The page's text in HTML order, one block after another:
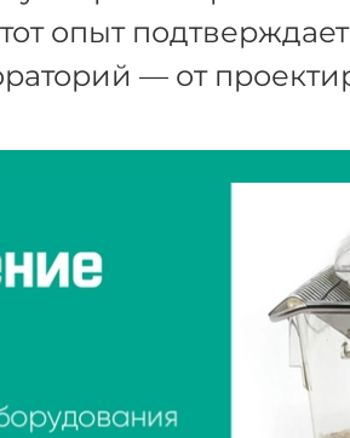
опыт
— от